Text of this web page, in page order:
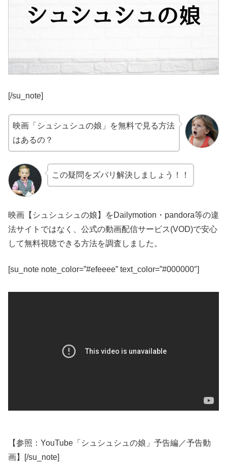
[/su_note]
映画「シュシュシュの娘」を無料で見る方法
はあるの？
この疑問をズバリ解決しましょう！！
映画【シュシュシュの娘】をDailymotion・pandora等の違
法サイトではなく、公式の動画配信サービス(VOD)で安心
して無料視聴できる方法を調査しました。
[su_note note_color=”#efeeee” text_color=”#000000″]
【参照：YouTube「シュシュシュの娘」予告編／予告動
画】[/su_note]